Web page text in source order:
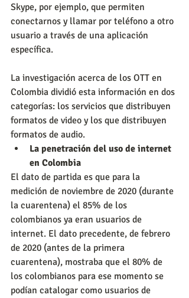
Skype, por ejemplo, que permiten
conectarnos y llamar por teléfono a otro
usuario a través de una aplicación
específica.
La investigación acerca de los OTT en
Colombia dividió esta información en dos
categorías: los servicios que distribuyen
formatos de video y los que distribuyen
formatos de audio.
La penetración del uso de internet
en Colombia
El dato de partida es que para la
medición de noviembre de 2020 (durante
la cuarentena) el 85% de los
colombianos ya eran usuarios de
internet. El dato precedente, de febrero
de 2020 (antes de la primera
cuarentena), mostraba que el 80% de
los colombianos para ese momento se
podían catalogar como usuarios de